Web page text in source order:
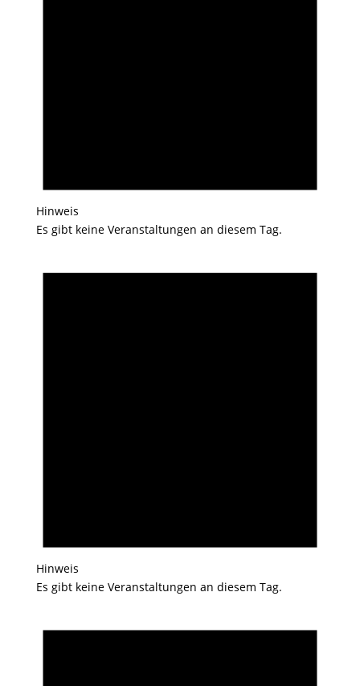
Hinweis
Es gibt keine Veranstaltungen an diesem Tag.
Hinweis
Es gibt keine Veranstaltungen an diesem Tag.